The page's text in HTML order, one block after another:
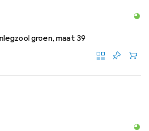
groen, maat 39